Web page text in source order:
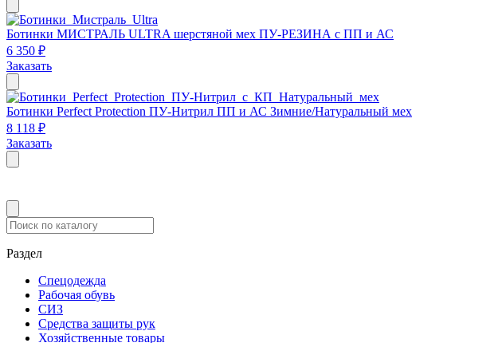
Ботинки МИСТРАЛЬ ULTRA шерстяной мех ПУ-РЕЗИНА с ПП и АС
6 350 ₽
Заказать
Ботинки Perfect Protection ПУ-Нитрил ПП и АС Зимние/Натуральный мех
8 118 ₽
Заказать
Раздел
Спецодежда
Рабочая обувь
СИЗ
Средства защиты рук
Хозяйственные товары